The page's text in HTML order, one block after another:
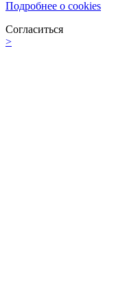
Подробнее о cookies
Согласиться
>